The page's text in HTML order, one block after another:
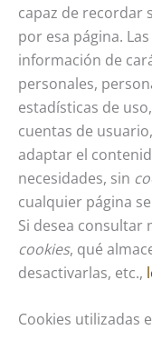
capaz de recordar
por esa página. Las
información de
personales,
estadísticas de
cuentas de
adaptar el
necesidades, sin
cualquier página
Si desea consultar
cookies, qué
desactivarlas, etc.,
Cookies utilizadas